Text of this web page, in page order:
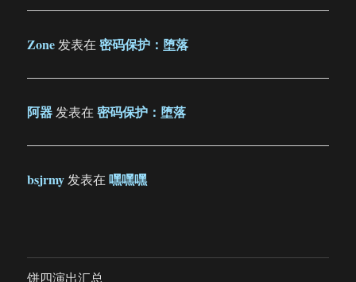
Zone发表在密码保护：堕落
阿器发表在密码保护：堕落
bsjrmy发表在嘿嘿嘿
饼四演出汇总